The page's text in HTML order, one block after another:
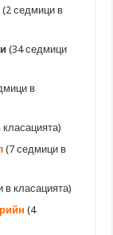
(2 седмици в
(34 седмици
в
(7 седмици в
в класацията)
(4